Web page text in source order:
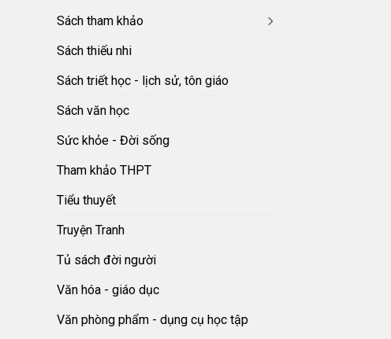
Sách tham khảo
Sách thiếu nhi
Sách triết học - lịch sử, tôn giáo
Sách văn học
Sức khỏe - Đời sống
Tham khảo THPT
Tiểu thuyết
Truyện Tranh
Tủ sách đời người
Văn hóa - giáo dục
Văn phòng phẩm - dụng cụ học tập